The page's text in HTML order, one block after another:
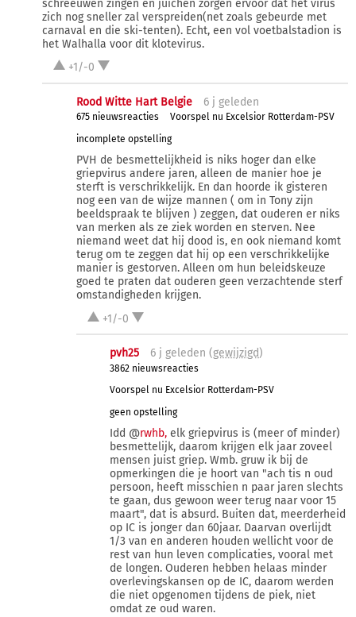
schreeuwen zingen en juichen zorgen ervoor dat het virus
zich nog sneller zal verspreiden(net zoals gebeurde met
carnaval en die ski-tenten). Echt, een vol voetbalstadion is
het Walhalla voor dit klotevirus.
+1/-0
Rood Witte Hart Belgie 6 j geleden
675 nieuwsreacties
Voorspel nu Excelsior Rotterdam-PSV
incomplete opstelling
PVH de besmettelijkheid is niks hoger dan elke
griepvirus andere jaren, alleen de manier hoe je
sterft is verschrikkelijk. En dan hoorde ik gisteren
nog een van de wijze mannen ( om in Tony zijn
beeldspraak te blijven ) zeggen, dat ouderen er niks
van merken als ze ziek worden en sterven. Nee
niemand weet dat hij dood is, en ook niemand komt
terug om te zeggen dat hij op een verschrikkelijke
manier is gestorven. Alleen om hun beleidskeuze
goed te praten dat ouderen geen verzachtende sterf
omstandigheden krijgen.
+1/-0
pvh25 6 j geleden (gewijzigd)
3862 nieuwsreacties
Voorspel nu Excelsior Rotterdam-PSV
geen opstelling
Idd @rwhb, elk griepvirus is (meer of minder)
besmettelijk, daarom krijgen elk jaar zoveel
mensen juist griep. Wmb. gruw ik bij de
opmerkingen die je hoort van "ach tis n oud
persoon, heeft misschien n paar jaren slechts
te gaan, dus gewoon weer terug naar voor 15
maart", dat is absurd. Buiten dat, meerderheid
op IC is jonger dan 60jaar. Daarvan overlijdt
1/3 van en anderen houden wellicht voor de
rest van hun leven complicaties, vooral met
de longen. Ouderen hebben helaas minder
overlevingskansen op de IC, daarom werden
die niet opgenomen tijdens de piek, niet
omdat ze oud waren.